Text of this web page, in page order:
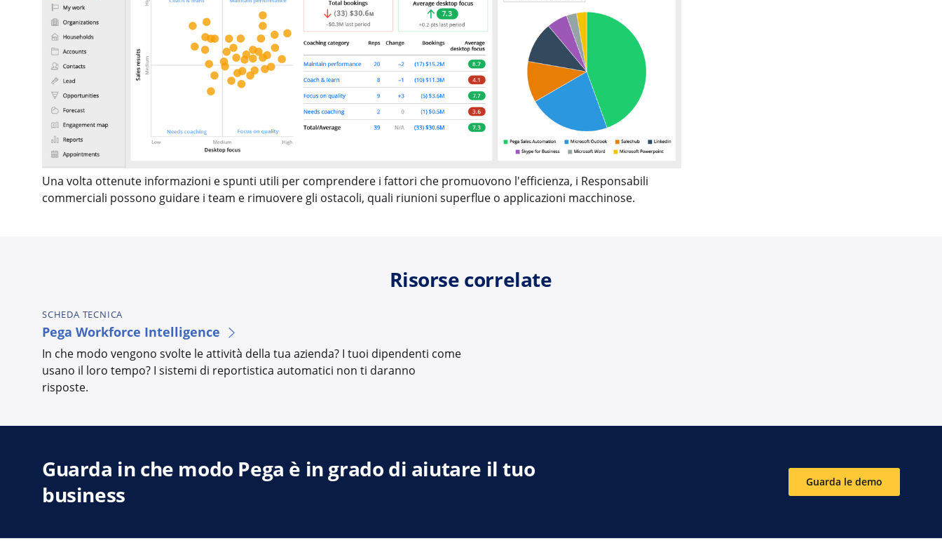
Una volta ottenute informazioni e spunti utili per comprendere i fattori che promuovono l'efficienza, i Responsabili
commerciali possono guidare i team e rimuovere gli ostacoli, quali riunioni superflue o applicazioni macchinose.
Risorse correlate
SCHEDA TECNICA
Pega Workforce Intelligence
In che modo vengono svolte le attività della tua azienda? I tuoi dipendenti come
usano il loro tempo? I sistemi di reportistica automatici non ti daranno
risposte.
Guarda in che modo Pega è in grado di aiutare il tuo
business
Guarda le demo